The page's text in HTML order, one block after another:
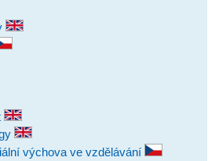
výchova ve vzdělávání